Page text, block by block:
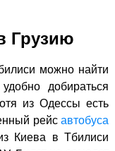
Грузию
можно найти
добираться
из Одессы есть
рейсавтобуса
Киева в Тбилиси